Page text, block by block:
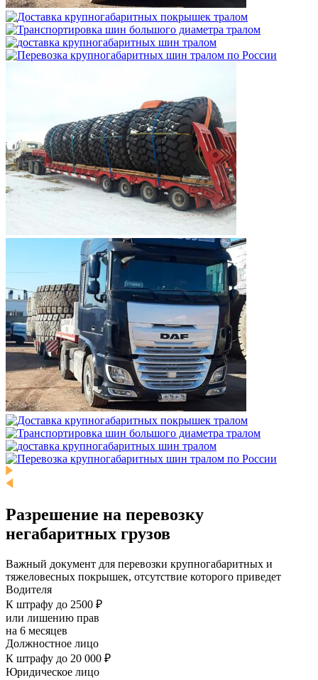
Разрешение на перевозку
негабаритных грузов
Важный документ для перевозки крупногабаритных и
тяжеловесных покрышек, отсутствие которого приведет
Водителя
К штрафу до 2500 ₽
или лишению прав
на 6 месяцев
Должностное лицо
К штрафу до 20 000 ₽
Юридическое лицо